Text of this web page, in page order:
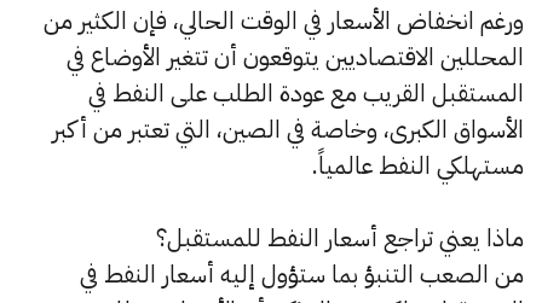
ورغم انخفاض الأسعار في الوقت الحالي، فإن الكثير من
المحللين الاقتصاديين يتوقعون أن تتغير الأوضاع في
المستقبل القريب مع عودة الطلب على النفط في
الأسواق الكبرى، وخاصة في الصين، التي تعتبر من أكبر
مستهلكي النفط عالمياً.
ماذا يعني تراجع أسعار النفط للمستقبل؟
من الصعب التنبؤ بما ستؤول إليه أسعار النفط في